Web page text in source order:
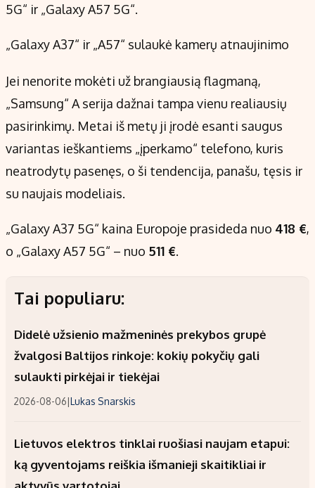
5G“ ir „Galaxy A57 5G“.
„Galaxy A37“ ir „A57“ sulaukė kamerų atnaujinimo
Jei nenorite mokėti už brangiausią flagmaną,
„Samsung“ A serija dažnai tampa vienu realiausių
pasirinkimų. Metai iš metų ji įrodė esanti saugus
variantas ieškantiems „įperkamo“ telefono, kuris
neatrodytų pasenęs, o ši tendencija, panašu, tęsis ir
su naujais modeliais.
„Galaxy A37 5G“ kaina Europoje prasideda nuo 418 €,
o „Galaxy A57 5G“ – nuo 511 €.
Tai populiaru:
Didelė užsienio mažmeninės prekybos grupė
žvalgosi Baltijos rinkoje: kokių pokyčių gali
sulaukti pirkėjai ir tiekėjai
2026-08-06|Lukas Snarskis
Lietuvos elektros tinklai ruošiasi naujam etapui:
ką gyventojams reiškia išmanieji skaitikliai ir